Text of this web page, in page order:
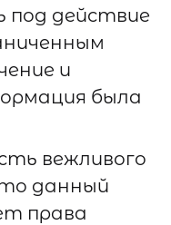
под действие
и
была
вежливого
данный
права